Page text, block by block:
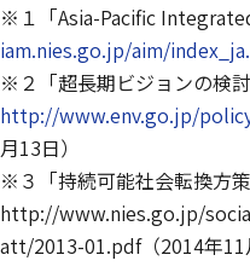
※１「Asia-Pacific
iam.nies.go.jp/aim/
※２「超長期ビジョンの検討
http://www.env.go.jp/
月13日）
※３「持続可能社会転換方
http://www.nies.go.jp/
att/2013-01.pdf（2014年11